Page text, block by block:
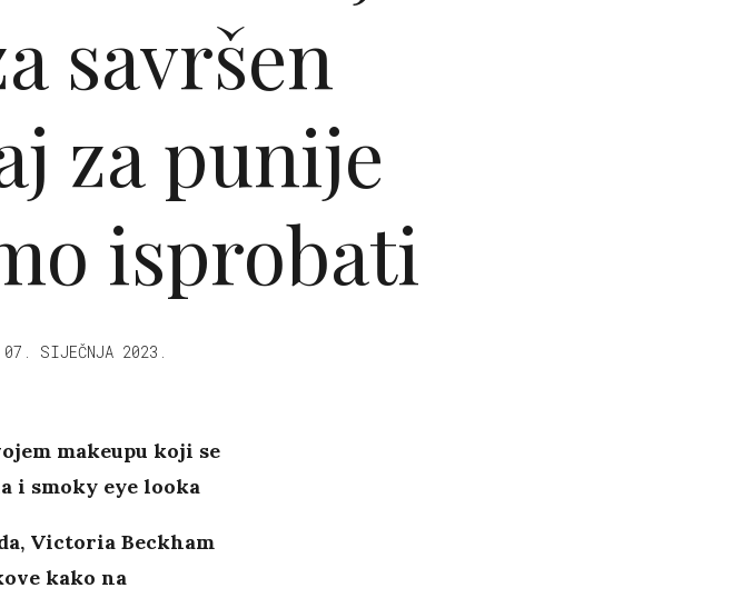
savršen
za punije
isprobati
07. SIJEČNJA 2023.
makeupu koji se
i smoky eye looka
Victoria Beckham
kako na